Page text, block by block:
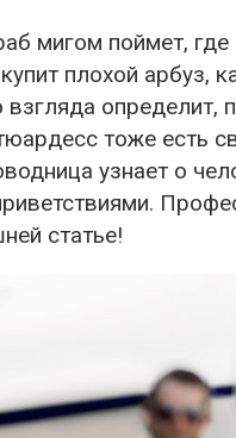
мигом поймет, где
плохой арбуз,
взгляда определит,
тоже есть
узнает о
статье!